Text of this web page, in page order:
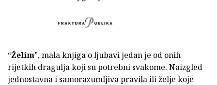
“Želim”, mala knjiga o ljubavi jedan je od onih
rijetkih dragulja koji su potrebni svakome. Naizgled
jednostavna i samorazumljiva pravila ili želje koje